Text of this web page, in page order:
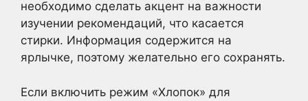
необходимо сделать акцент на важности
изучении рекомендаций, что касается
стирки. Информация содержится на
ярлычке, поэтому желательно его сохранять.
Если включить режим «Хлопок» для